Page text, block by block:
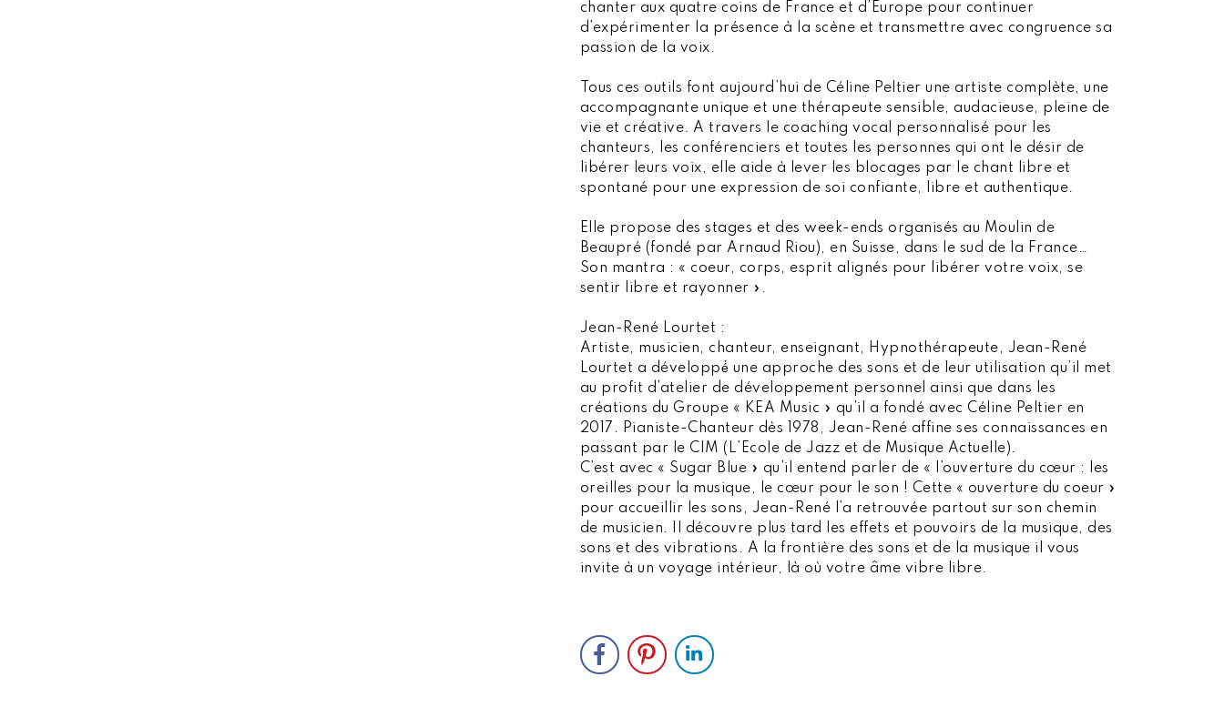
chanter aux quatre coins de France et d’Europe pour continuer
d’expérimenter la présence à la scène et transmettre avec congruence sa
passion de la voix.
Tous ces outils font aujourd’hui de Céline Peltier une artiste complète, une
accompagnante unique et une thérapeute sensible, audacieuse, pleine de
vie et créative. A travers le coaching vocal personnalisé pour les
chanteurs, les conférenciers et toutes les personnes qui ont le désir de
libérer leurs voix, elle aide à lever les blocages par le chant libre et
spontané pour une expression de soi confiante, libre et authentique.
Elle propose des stages et des week-ends organisés au Moulin de
Beaupré (fondé par Arnaud Riou), en Suisse, dans le sud de la France…
Son mantra : « coeur, corps, esprit alignés pour libérer votre voix, se
sentir libre et rayonner ».
Jean-René Lourtet :
Artiste, musicien, chanteur, enseignant, Hypnothérapeute, Jean-René
Lourtet a développé́ une approche des sons et de leur utilisation qu’il met
au profit d’atelier de développement personnel ainsi que dans les
créations du Groupe « KEA Music » qu’il a fondé avec Céline Peltier en
2017. Pianiste-Chanteur dès 1978, Jean-René affine ses connaissances en
passant par le CIM (L’Ecole de Jazz et de Musique Actuelle).
C’est avec « Sugar Blue » qu’il entend parler de « l’ouverture du cœur : les
oreilles pour la musique, le cœur pour le son ! Cette « ouverture du coeur »
pour accueillir les sons, Jean-René l’a retrouvée partout sur son chemin
de musicien. Il découvre plus tard les effets et pouvoirs de la musique, des
sons et des vibrations. A la frontière des sons et de la musique il vous
invite à un voyage intérieur, là où votre âme vibre libre.